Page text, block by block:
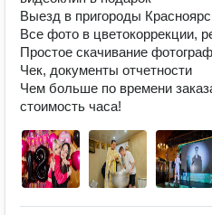
Выезд в пригороды
Все фото в цветокоррекции,
Простое скачивание
Чек, документы отчетности
Чем больше по времени
стоимость часа!